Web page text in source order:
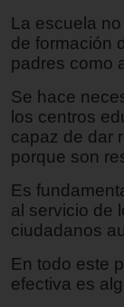
La escuela
de formación
padres como
Se hace
los centros
capaz de dar
porque son
Es
al servicio de
ciudadanos
En todo este
efectiva es